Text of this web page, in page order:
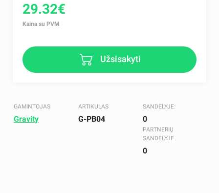
29.32€
Kaina su PVM
Užsisakyti
GAMINTOJAS
Gravity
ARTIKULAS
G-PB04
SANDĖLYJE:
0
PARTNERIŲ
SANDĖLYJE
0